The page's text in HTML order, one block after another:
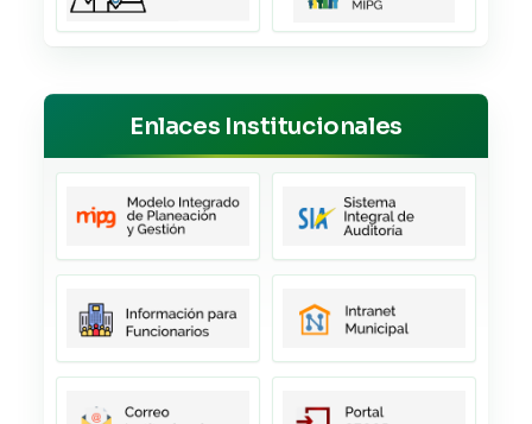
Enlaces Institucionales